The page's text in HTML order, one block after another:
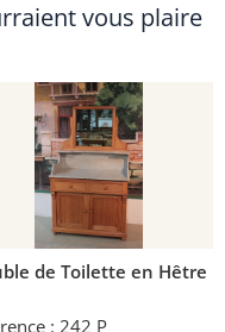
vous plaire
de Toilette en Hêtre
: 242 P